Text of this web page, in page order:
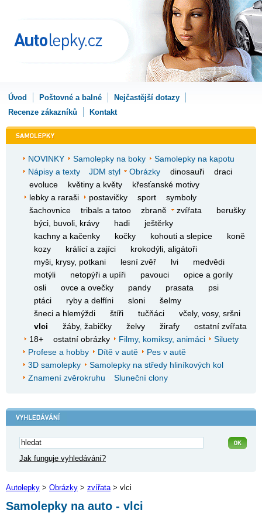
Úvod Poštovné a balné
Nejčastější dotazy
Recenze zákazníků
Kontakt
NOVINKY Samolepky na boky
Samolepky na kapotu
Nápisy a texty
JDM styl Obrázky dinosauři
draci
evoluce
květiny a květy
křesťanské motivy
lebky a raraši
postavičky sport
symboly
šachovnice
tribals a tatoo zbraně zvířata
berušky
býci, buvoli, krávy
hadi
ještěrky
kachny a kačenky
kočky kohouti a slepice
koně
kozy
králící a zajíci
krokodýli, aligátoři
myši, krysy, potkani
lesní zvěř lvi
medvědi
motýli
netopýři a upíři pavouci
opice a gorily
osli
ovce a ovečky pandy prasata
psi
ptáci
ryby a delfíni sloni
šelmy
šneci a hlemýždi
štíři tučňáci
včely, vosy, sršni
vlci
žáby, žabičky želvy žirafy
ostatní zvířata
18+
ostatní obrázky Filmy, komiksy, animáci
Siluety
Profese a hobby
Dítě v autě
Pes v autě
3D samolepky
Samolepky na středy hliníkových kol
Znamení zvěrokruhu
Sluneční clony
Jak funguje vyhledávání?
Autolepky > Obrázky > zvířata> vlci
Samolepky na auto - vlci